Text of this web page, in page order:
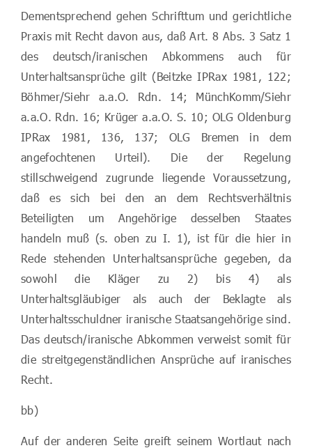
Dementsprechend gehen Schrifttum und gerichtliche
Praxis mit Recht davon aus, daß Art. 8 Abs. 3 Satz 1
des deutsch/iranischen Abkommens auch für
Unterhaltsansprüche gilt (Beitzke IPRax 1981, 122;
Böhmer/Siehr a.a.O. Rdn. 14; MünchKomm/Siehr
a.a.O. Rdn. 16; Krüger a.a.O. S. 10; OLG Oldenburg
IPRax 1981, 136, 137; OLG Bremen in dem
angefochtenen Urteil). Die der Regelung
stillschweigend zugrunde liegende Voraussetzung,
daß es sich bei den an dem Rechtsverhältnis
Beteiligten um Angehörige desselben Staates
handeln muß (s. oben zu I. 1), ist für die hier in
Rede stehenden Unterhaltsansprüche gegeben, da
sowohl die Kläger zu 2) bis 4) als
Unterhaltsgläubiger als auch der Beklagte als
Unterhaltsschuldner iranische Staatsangehörige sind.
Das deutsch/iranische Abkommen verweist somit für
die streitgegenständlichen Ansprüche auf iranisches
Recht.
bb)
Auf der anderen Seite greift seinem Wortlaut nach